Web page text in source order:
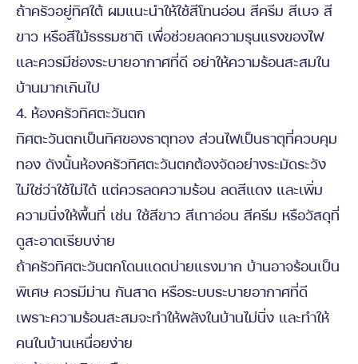
ถ้าครัวอยู่ทิศใต้ ผมแนะนำให้ใช้สีโทนอ่อน สีครีม สีเบจ สี
ขาว หรือสีไม้ธรรมชาติ เพื่อช่วยลดความรุนแรงของไฟ
และควรมีช่องระบายอากาศที่ดี อย่าให้ความร้อนสะสมใน
บ้านมากเกินไป
4. ห้องครัวทิศตะวันตก
ทิศตะวันตกเป็นทิศของธาตุทอง ส่วนไฟเป็นธาตุที่ควบคุม
ทอง ดังนั้นห้องครัวทิศตะวันตกต้องจัดอย่างระมัดระวัง
ไม่ใช่ว่าใช้ไม่ได้ แต่ควรลดความร้อน ลดสีแดง และเพิ่ม
ความนิ่งให้พื้นที่ เช่น ใช้สีขาว สีเทาอ่อน สีครีม หรือวัสดุที่
ดูสะอาดเรียบง่าย
ถ้าครัวทิศตะวันตกโดนแดดบ่ายแรงมาก บ้านอาจร้อนเป็น
พิเศษ ควรมีม่าน กันสาด หรือระบบระบายอากาศที่ดี
เพราะความร้อนสะสมจะทำให้พลังในบ้านไม่นิ่ง และทำให้
คนในบ้านเหนื่อยง่าย